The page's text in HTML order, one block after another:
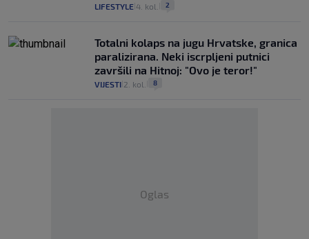
LIFESTYLE 4. kol. 2
Totalni kolaps na jugu Hrvatske, granica
paralizirana. Neki iscrpljeni putnici
završili na Hitnoj: "Ovo je teror!"
VIJESTI 2. kol. 8
Oglas